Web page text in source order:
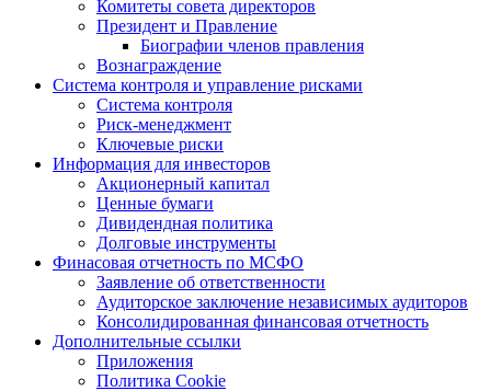
Комитеты совета директоров
Президент и Правление
Биографии членов правления
Вознаграждение
Система контроля и управление рисками
Система контроля
Риск-менеджмент
Ключевые риски
Информация для инвесторов
Акционерный капитал
Ценные бумаги
Дивидендная политика
Долговые инструменты
Финасовая отчетность по МСФО
Заявление об ответственности
Аудиторское заключение независимых аудиторов
Консолидированная финансовая отчетность
Дополнительные ссылки
Приложения
Политика Cookie